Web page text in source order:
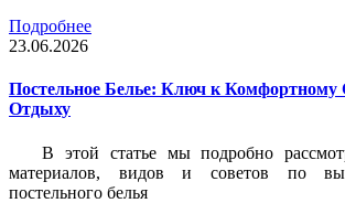
Подробнее
23.06.2026
Постельное Белье: Ключ к Комфортному
Отдыху
В этой статье мы подробно
материалов, видов и советов по
постельного белья